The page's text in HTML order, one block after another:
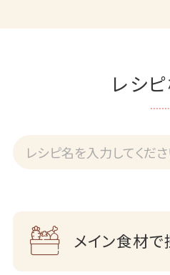
レシ
メイン食材で